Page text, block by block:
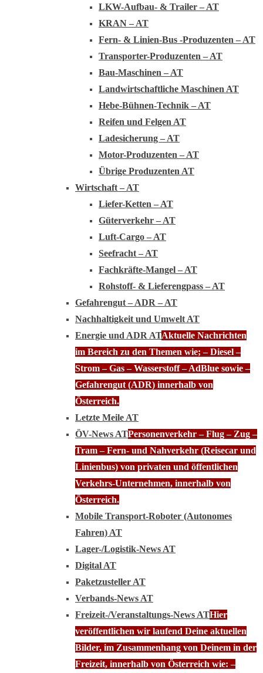
LKW-Aufbau- & Trailer – AT
KRAN – AT
Fern- & Linien-Bus -Produzenten – AT
Transporter-Produzenten – AT
Bau-Maschinen – AT
Landwirtschaftliche Maschinen AT
Hebe-Bühnen-Technik – AT
Reifen und Felgen AT
Ladesicherung – AT
Motor-Produzenten – AT
Übrige Produzenten AT
Wirtschaft – AT
Liefer-Ketten – AT
Güterverkehr – AT
Luft-Cargo – AT
Seefracht – AT
Fachkräfte-Mangel – AT
Rohstoff- & Lieferengpass – AT
Gefahrengut – ADR – AT
Nachhaltigkeit und Umwelt AT
Energie und ADR ATAktuelle Nachrichten
im Bereich zu den Themen wie; – Diesel –
Strom – Gas – Wasserstoff – AdBlue sowie –
Gefahrengut (ADR) innerhalb von
Österreich.
Letzte Meile AT
ÖV-News ATPersonenverkehr – Flug – Zug –
Tram – Fern- und Nahverkehr (Reisecar und
Linienbus) von privaten und öffentlichen
Verkehrs-Unternehmen, innerhalb von
Österreich.
Mobile Transport-Roboter (Autonomes
Fahren) AT
Lager-/Logistik-News AT
Digital AT
Paketzusteller AT
Verbands-News AT
Freizeit-/Veranstaltungs-News ATHier
veröffentlichen wir laufend Deine aktuellen
Bilder, im Zusammenhang von Deinem in der
Freizeit, innerhalb von Österreich wie: –